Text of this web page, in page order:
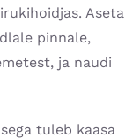
Aseta
pinnale,
ja naudi
tuleb kaasa